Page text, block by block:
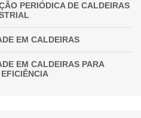
PERIÓDICA DE CALDEIRAS
EM CALDEIRAS
EM CALDEIRAS PARA